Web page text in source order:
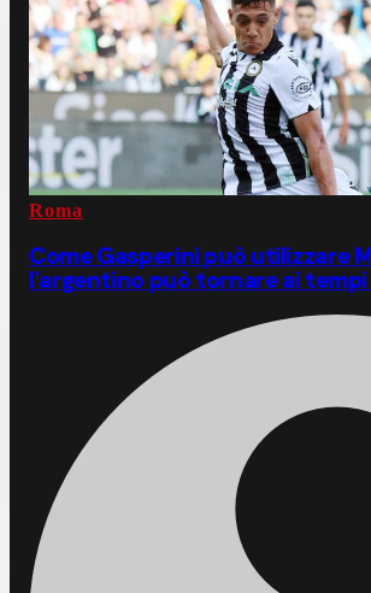
Roma
Come Gasperini può utilizzare
l'argentino può tornare ai tempi